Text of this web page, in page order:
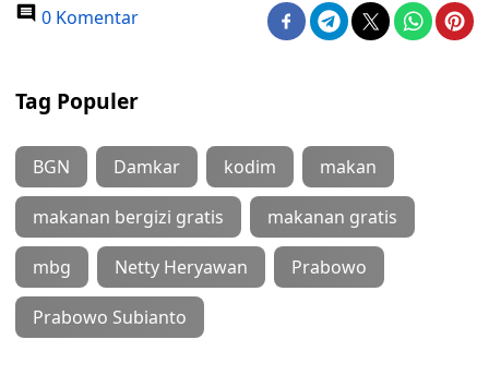
0 Komentar
Tag Populer
BGN Damkar kodim makan
makanan bergizi gratis makanan gratis
mbg Netty Heryawan Prabowo
Prabowo Subianto